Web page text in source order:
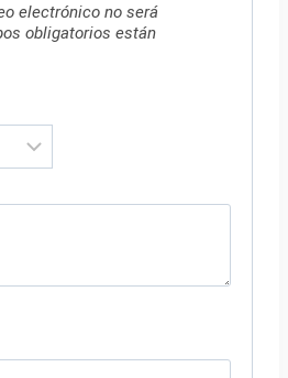
electrónico no será
obligatorios están